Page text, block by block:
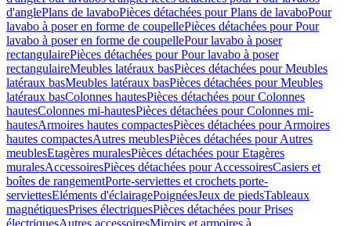
d'anglePlans de lavaboPièces détachées pour Plans de lavaboPour
lavabo à poser en forme de coupellePièces détachées pour Pour
lavabo à poser en forme de coupellePour lavabo à poser
rectangulairePièces détachées pour Pour lavabo à poser
rectangulaireMeubles latéraux basPièces détachées pour Meubles
latéraux basMeubles latéraux basPièces détachées pour Meubles
latéraux basColonnes hautesPièces détachées pour Colonnes
hautesColonnes mi-hautesPièces détachées pour Colonnes mi-
hautesArmoires hautes compactesPièces détachées pour Armoires
hautes compactesAutres meublesPièces détachées pour Autres
meublesEtagères muralesPièces détachées pour Etagères
muralesAccessoiresPièces détachées pour AccessoiresCasiers et
boîtes de rangementPorte-serviettes et crochets porte-
serviettesEléments d'éclairagePoignéesJeux de piedsTableaux
magnétiquesPrises électriquesPièces détachées pour Prises
électriquesAutres accessoiresMiroirs et armoires à